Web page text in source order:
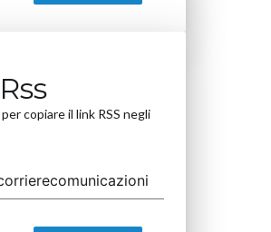
copiare il link RSS negli